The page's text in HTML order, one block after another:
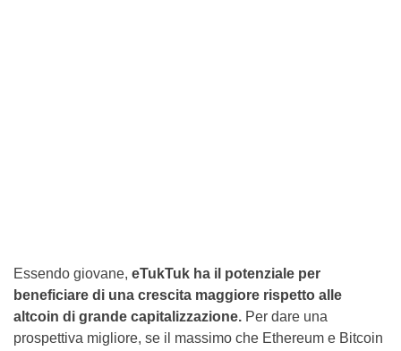
Essendo giovane, eTukTuk ha il potenziale per
beneficiare di una crescita maggiore rispetto alle
altcoin di grande capitalizzazione. Per dare una
prospettiva migliore, se il massimo che Ethereum e Bitcoin